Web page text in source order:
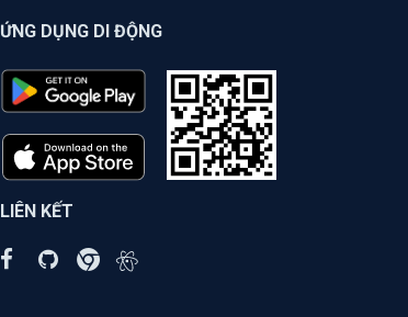
ỨNG DỤNG DI ĐỘNG
LIÊN KẾT